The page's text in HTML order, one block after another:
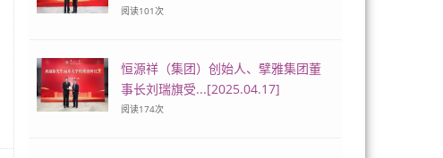
阅读101次
恒源祥（集团）创始人、擘雅集团董
事长刘瑞旗受...[2025.04.17]
阅读174次